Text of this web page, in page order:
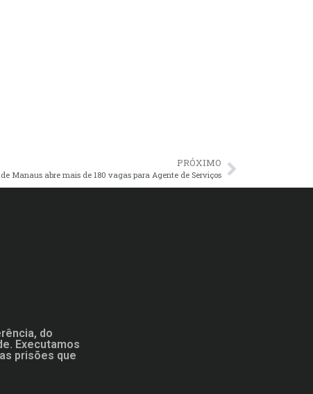
PRÓXIMO
Manaus abre mais de 180 vagas para Agente de Serviços
do
Executamos
prisões que